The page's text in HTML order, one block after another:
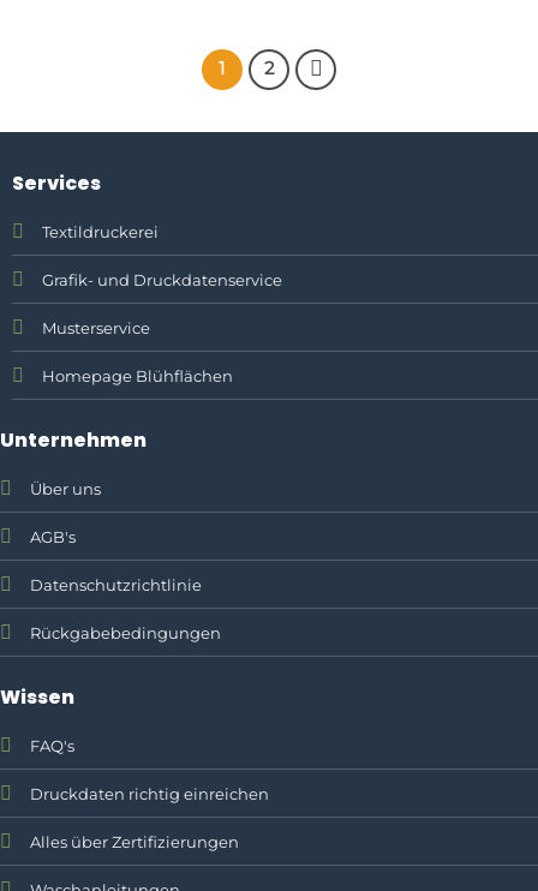
1 2
Services
Textildruckerei
Grafik- und Druckdatenservice
Musterservice
Homepage Blühflächen
Unternehmen
Über uns
AGB's
Datenschutzrichtlinie
Rückgabebedingungen
Wissen
FAQ's
Druckdaten richtig einreichen
Alles über Zertifizierungen